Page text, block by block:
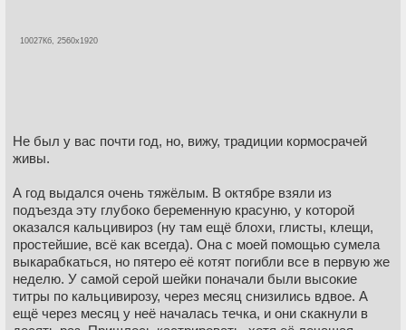
10027Кб, 2560x1920
Не был у вас почти год, но, вижу, традиции кормосрачей
живы.
А год выдался очень тяжёлым. В октябре взяли из
подъезда эту глубоко беременную красуню, у которой
оказался кальцивироз (ну там ещё блохи, глисты, клещи,
простейшие, всё как всегда). Она с моей помощью сумела
выкарабкаться, но пятеро её котят погибли все в первую же
неделю. У самой серой шейки поначали были высокие
титры по кальцивирозу, через месяц снизились вдвое. А
ещё через месяц у неё началась течка, и они скакнули в